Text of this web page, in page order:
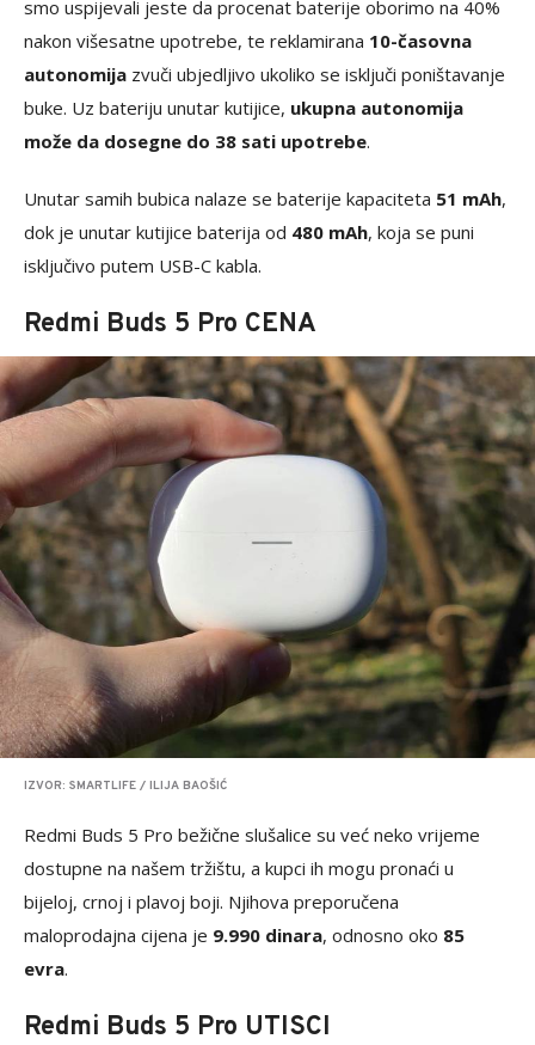
smo uspijevali jeste da procenat baterije oborimo na 40%
nakon višesatne upotrebe, te reklamirana 10-časovna
autonomija zvuči ubjedljivo ukoliko se isključi poništavanje
buke. Uz bateriju unutar kutijice, ukupna autonomija
može da dosegne do 38 sati upotrebe.
Unutar samih bubica nalaze se baterije kapaciteta 51 mAh,
dok je unutar kutijice baterija od 480 mAh, koja se puni
isključivo putem USB-C kabla.
Redmi Buds 5 Pro CENA
IZVOR: SMARTLIFE / ILIJA BAOŠIĆ
Redmi Buds 5 Pro bežične slušalice su već neko vrijeme
dostupne na našem tržištu, a kupci ih mogu pronaći u
bijeloj, crnoj i plavoj boji. Njihova preporučena
maloprodajna cijena je 9.990 dinara, odnosno oko 85
evra.
Redmi Buds 5 Pro UTISCI